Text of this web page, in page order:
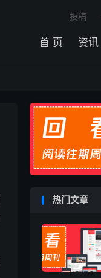
首 页 资讯
投稿
热门文章